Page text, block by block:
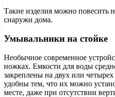
Такие изделия можно повесить
снаружи дома.
Умывальники на стойке
Необычное современное
ножках. Емкости для воды
закреплены на двух или
удобны тем, что их можно
месте, даже при отсутствии